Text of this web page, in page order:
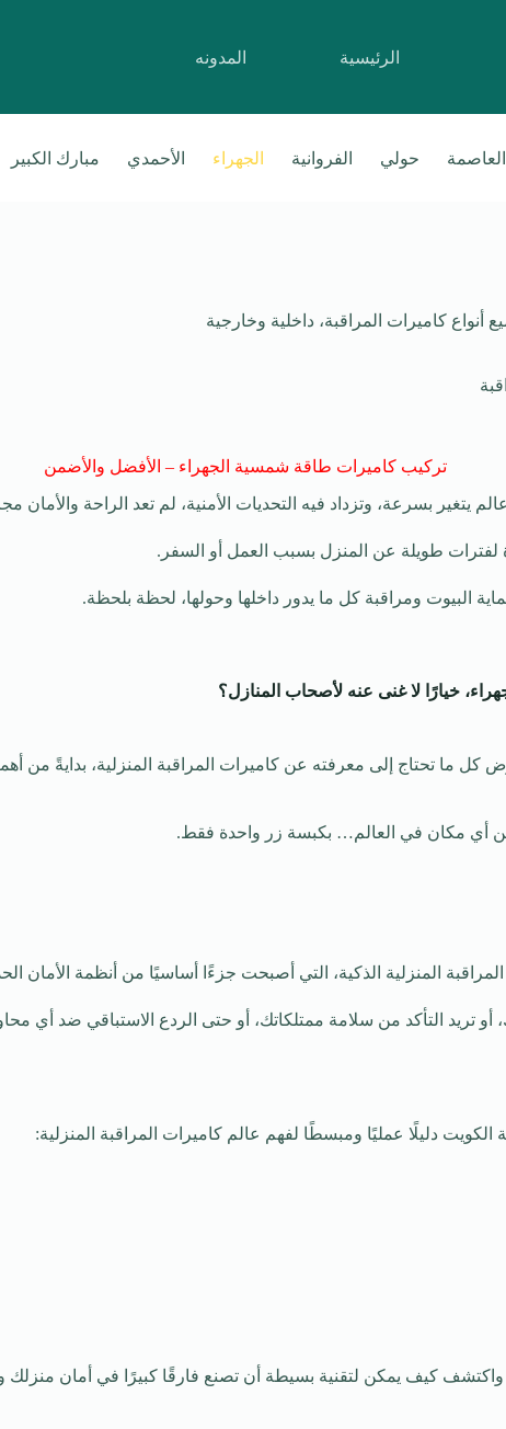
الرئيسية المدونه
العاصمة حولي الفروانية الجهراء الأحمدي مبارك الكبير
50151920، تركيب وصيانة جميع أنواع كاميرات المراقبة، داخلية وخارجية
تركيب كاميرات طاقة شمسية الجهراء – الأفضل والأضمن
يتغير بسرعة، وتزداد فيه التحديات الأمنية، لم تعد الراحة
لفترات طويلة عن المنزل بسبب العمل أو السفر.
البيوت ومراقبة كل ما يدور داخلها وحولها، لحظة بلحظة.
خيارًا لا غنى عنه لأصحاب المنازل؟
ما تحتاج إلى معرفته عن كاميرات المراقبة المنزلية، بدايةً من
أي مكان في العالم… بكبسة زر واحدة فقط.
المنزلية الذكية، التي أصبحت جزءًا أساسيًا من أنظمة
تريد التأكد من سلامة ممتلكاتك، أو حتى الردع الاستباقي ضد أي
دليلًا عمليًا ومبسطًا لفهم عالم كاميرات المراقبة المنزلية:
واكتشف كيف يمكن لتقنية بسيطة أن تصنع فارقًا كبيرًا في أمان منزلك